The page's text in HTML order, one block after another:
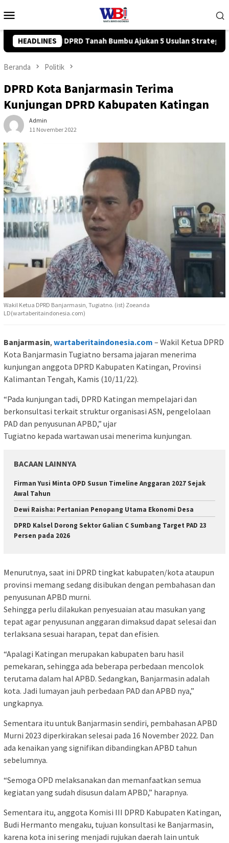
ke
Mobile
HEADLINES
Usulan Strategis ke BPJN Tingkatkan Kompetensi
Beranda Politik
DPRD Kota Banjarmasin Terima
Kunjungan DPRD Kabupaten Katingan
Admin
11 November 2022
Wakil Ketua DPRD Banjarmasin, Tugiatno. (ist) Zoeanda
LD(wartaberitaindonesia.com)
Banjarmasin, wartaberitaindonesia.com – Wakil Ketua DPRD
Kota Banjarmasin Tugiatno bersama jajaran menerima
kunjungan anggota DPRD Kabupaten Katingan, Provinsi
Kalimantan Tengah, Kamis (10/11/22).
“Pada kunjungan tadi, DPRD Katingan mempelajari dan
berkonsultasi terkait struktur organisasi ASN, pengelolaan
PAD dan penyusunan APBD,” ujar
Tugiatno kepada wartawan usai menerima kunjungan.
BACAAN LAINNYA
Firman Yusi Minta OPD Susun Timeline Anggaran 2027 Sejak
Awal Tahun
Dewi Raisha: Pertanian Penopang Utama Ekonomi Desa
DPRD Kalsel Dorong Sektor Galian C Sumbang Target PAD 23
Persen pada 2026
Menurutnya, saat ini DPRD tingkat kabupaten/kota ataupun
provinsi memang sedang disibukan dengan pembahasan dan
penyusunan APBD murni.
Sehingga perlu dilakukan penyesuaian atau masukan yang
tepat agar penyusunan anggaran dimaksud dapat selesai dan
terlaksana sesuai harapan, tepat dan efisien.
“Apalagi Katingan merupakan kabupaten baru hasil
pemekaran, sehingga ada beberapa perbedaan mencolok
terutama dalam hal APBD. Sedangkan, Banjarmasin adalah
kota. Jadi lumayan jauh perbedaan PAD dan APBD nya,”
ungkapnya.
Sementara itu untuk Banjarmasin sendiri, pembahasan APBD
Murni 2023 diperkirakan selesai pada 16 November 2022. Dan
ada kenaikan yang signifikan dibandingkan APBD tahun
sebelumnya.
“Semoga OPD melaksanakan dan memanfaatkan semua
kegiatan yang sudah disusun dalam APBD,” harapnya.
Sementara itu, anggota Komisi III DPRD Kabupaten Katingan,
Budi Hermanto mengaku, tujuan konsultasi ke Banjarmasin,
karena kota ini sering menjadi rujukan daerah lain untuk